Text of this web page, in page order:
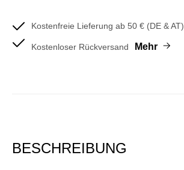
Kostenfreie Lieferung ab 50 € (DE & AT)
Kostenloser Rückversand Mehr
BESCHREIBUNG